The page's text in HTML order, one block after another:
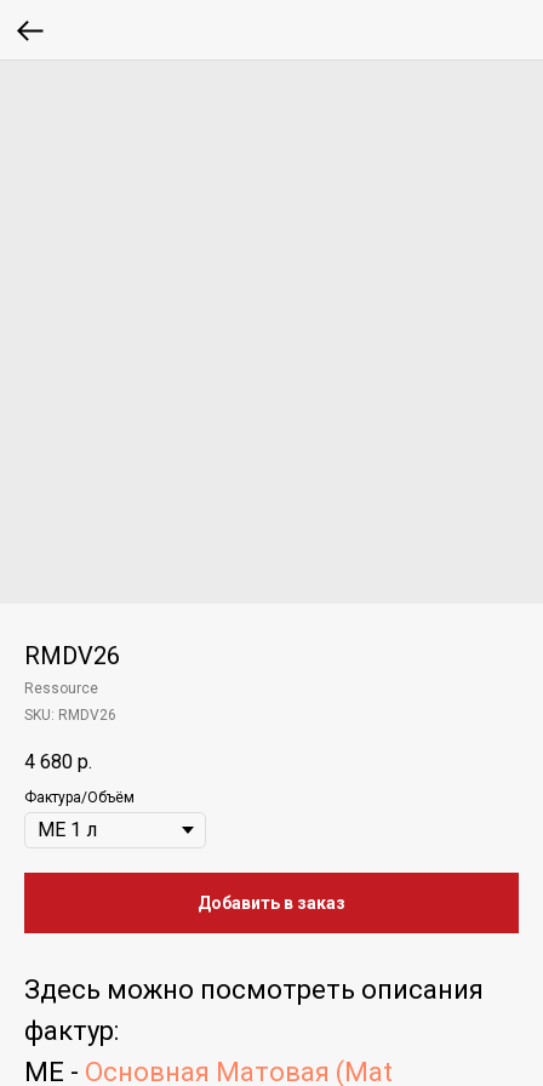
RMDV26
Ressource
SKU: RMDV26
4 680 р.
Фактура/Объём
Добавить в заказ
Здесь можно посмотреть описания
фактур:
ME - Основная Матовая (Mat